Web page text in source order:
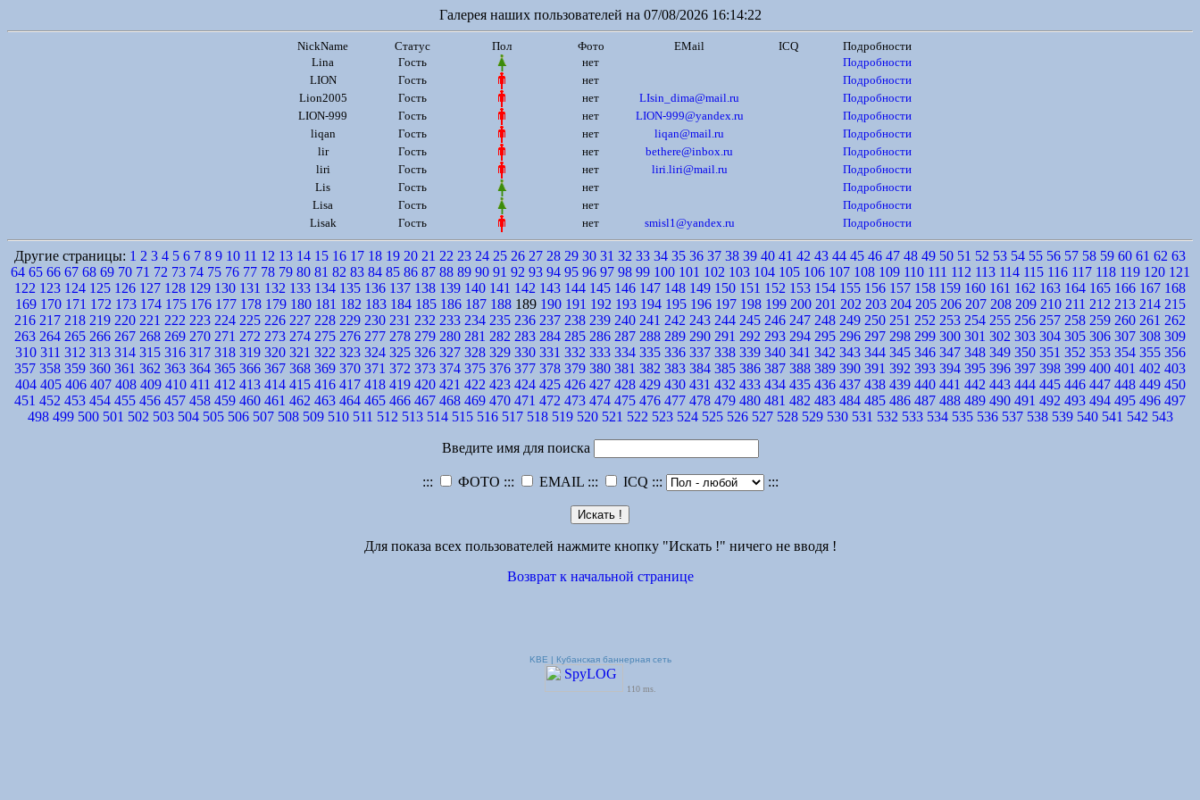
Галерея наших пользователей на 07/08/2026 16:14:22
NickName Статус Пол Фото EMail ICQ
Подробности
Lina
Гость нет
Подробности
LION
Гость нет
Подробности
Lion2005
Гость нет LIsin_dima@mail.ru
Подробности
LION-999
Гость нет LION-999@yandex.ru
Подробности
liqan
Гость нет liqan@mail.ru
Подробности
lir
Гость нет bethere@inbox.ru
Подробности
liri
Гость нет liri.liri@mail.ru
Подробности
Lis
Гость нет
Подробности
Lisa
Гость нет
Подробности
Lisak
Гость нет smisl1@yandex.ru Подробности
Другие страницы: 1 2 3 4 5 6 7 8 9 10 11 12 13 14 15 16 17 18 19 20 21 22 23 24 25 26 27 28 29 30 31 32 33 34 35 36 37 38 39 40 41 42 43 44 45 46 47 48 49 50 51 52 53 54 55 56 57 58 59 60 61 62 63
64 65 66 67 68 69 70 71 72 73 74 75 76 77 78 79 80 81 82 83 84 85 86 87 88 89 90 91 92 93 94 95 96 97 98 99 100 101 102 103 104 105 106 107 108 109 110 111 112 113 114 115 116 117 118 119 120 121
122 123 124 125 126 127 128 129 130 131 132 133 134 135 136 137 138 139 140 141 142 143 144 145 146 147 148 149 150 151 152 153 154 155 156 157 158 159 160 161 162 163 164 165 166 167 168
169 170 171 172 173 174 175 176 177 178 179 180 181 182 183 184 185 186 187 188189 190 191 192 193 194 195 196 197 198 199 200 201 202 203 204 205 206 207 208 209 210 211 212 213 214 215
216 217 218 219 220 221 222 223 224 225 226 227 228 229 230 231 232 233 234 235 236 237 238 239 240 241 242 243 244 245 246 247 248 249 250 251 252 253 254 255 256 257 258 259 260 261 262
263 264 265 266 267 268 269 270 271 272 273 274 275 276 277 278 279 280 281 282 283 284 285 286 287 288 289 290 291 292 293 294 295 296 297 298 299 300 301 302 303 304 305 306 307 308 309
310 311 312 313 314 315 316 317 318 319 320 321 322 323 324 325 326 327 328 329 330 331 332 333 334 335 336 337 338 339 340 341 342 343 344 345 346 347 348 349 350 351 352 353 354 355 356
357 358 359 360 361 362 363 364 365 366 367 368 369 370 371 372 373 374 375 376 377 378 379 380 381 382 383 384 385 386 387 388 389 390 391 392 393 394 395 396 397 398 399 400 401 402 403
404 405 406 407 408 409 410 411 412 413 414 415 416 417 418 419 420 421 422 423 424 425 426 427 428 429 430 431 432 433 434 435 436 437 438 439 440 441 442 443 444 445 446 447 448 449 450
451 452 453 454 455 456 457 458 459 460 461 462 463 464 465 466 467 468 469 470 471 472 473 474 475 476 477 478 479 480 481 482 483 484 485 486 487 488 489 490 491 492 493 494 495 496 497
498 499 500 501 502 503 504 505 506 507 508 509 510 511 512 513 514 515 516 517 518 519 520 521 522 523 524 525 526 527 528 529 530 531 532 533 534 535 536 537 538 539 540 541 542 543
Введите имя для поиска
::: ФОТО ::: EMAIL ::: ICQ ::: :::
Для показа всех пользователей нажмите кнопку "Искать !" ничего не вводя !
Возврат к начальной странице
KBE | Кубанская баннерная сеть
110 ms.